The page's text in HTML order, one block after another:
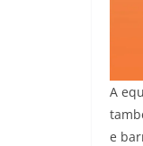
A
e